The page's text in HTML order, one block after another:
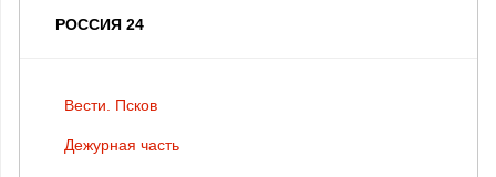
РОССИЯ 24
Вести. Псков
Дежурная часть